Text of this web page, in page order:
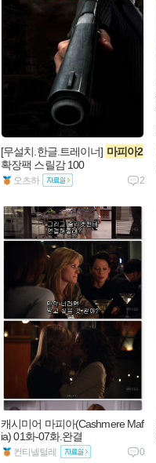
[무설치.한글.트레이너] 마피아2
확장팩 스릴감 100
오츠하 2
캐시미어 마피아(Cashmere Maf
ia) 01화-07화.완결
컨티넬털레 0